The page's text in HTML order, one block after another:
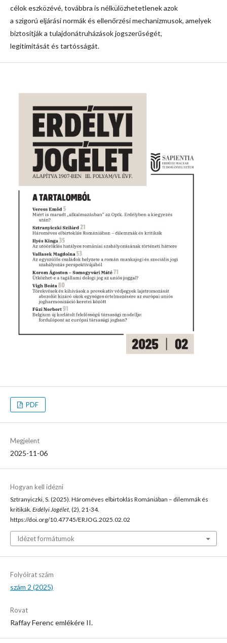
célok eszközévé, továbbra is nélkülözhetetlenek azok
a szigorú eljárási normák és ellenőrzési mechanizmusok, amelyek
biztosítják a tulajdonátruházások jogszerűségét,
legitimitását és tartósságát.
PDF
Megjelent
2025-11-06
Hogyan kell idézni
Sztranyiczki, S. (2025). Hároméves elbirtoklás Romániában – dilemmák és
kritikák. Erdélyi Jogélet , (2), 21-34.
https://doi.org/10.47745/ERJOG.2025.02.02
Idézet formátumok
Folyóirat szám
szám 2 (2025)
Rovat
Raffay Ferenc emlékére II.